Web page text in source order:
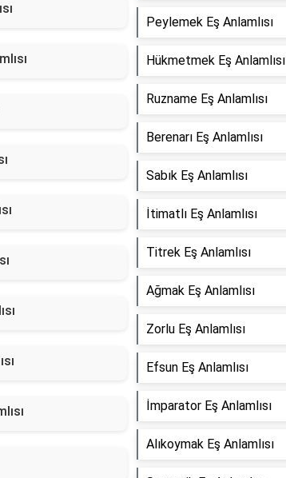
Peylemek Eş Anlamlısı
Hükmetmek Eş Anlamlısı
Ruzname Eş Anlamlısı
Berenarı Eş Anlamlısı
Sabık Eş Anlamlısı
İtimatlı Eş Anlamlısı
Titrek Eş Anlamlısı
Ağmak Eş Anlamlısı
Zorlu Eş Anlamlısı
Efsun Eş Anlamlısı
İmparator Eş Anlamlısı
Alıkoymak Eş Anlamlısı